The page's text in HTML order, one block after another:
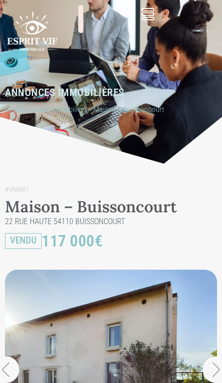
ANNONCES IMMOBILIÈRES
Accueil > Biens immobiliers>Maison – Buissoncourt
#VM381
Maison – Buissoncourt
22 RUE HAUTE 54110 BUISSONCOURT
VENDU 117 000€